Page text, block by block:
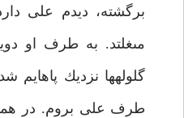
برگشته، ديدم على
مى‏غلتد. به طرف او
گلوله‏ها نزديك پاهايم
طرف على بروم. در